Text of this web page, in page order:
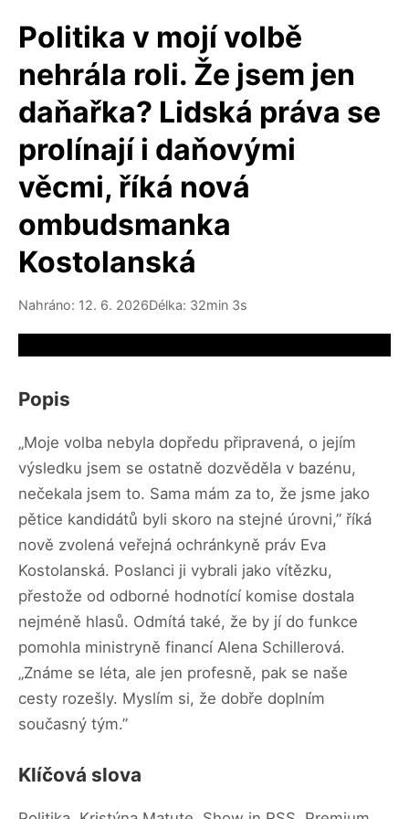
Politika v mojí volbě
nehrála roli. Že jsem jen
daňařka? Lidská práva se
prolínají i daňovými
věcmi, říká nová
ombudsmanka
Kostolanská
Nahráno: 12. 6. 2026Délka: 32min 3s
Popis
„Moje volba nebyla dopředu připravená, o jejím
výsledku jsem se ostatně dozvěděla v bazénu,
nečekala jsem to. Sama mám za to, že jsme jako
pětice kandidátů byli skoro na stejné úrovni,” říká
nově zvolená veřejná ochránkyně práv Eva
Kostolanská. Poslanci ji vybrali jako vítězku,
přestože od odborné hodnotící komise dostala
nejméně hlasů. Odmítá také, že by jí do funkce
pomohla ministryně financí Alena Schillerová.
„Známe se léta, ale jen profesně, pak se naše
cesty rozešly. Myslím si, že dobře doplním
současný tým.”
Klíčová slova